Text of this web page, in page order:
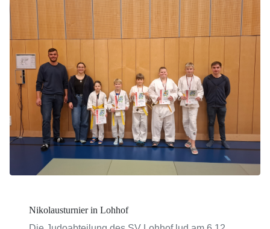
Nikolausturnier in Lohhof